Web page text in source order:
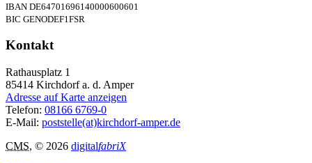
IBAN DE64701696140000600601
BIC GENODEF1FSR
Kontakt
Rathausplatz 1
85414 Kirchdorf a. d. Amper
Adresse auf Karte anzeigen
Telefon: 08166 6769-0
E-Mail: poststelle(at)kirchdorf-amper.de
CMS, © 2026 digitalfabriX